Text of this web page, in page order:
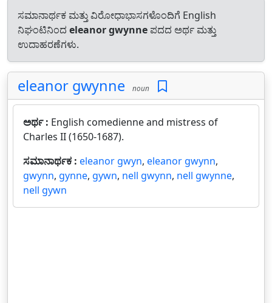
ಸಮಾನಾರ್ಥಕ ಮತ್ತು ವಿರೋಧಾಭಾಸಗಳೊಂದಿಗೆ English
ನಿಘಂಟಿನಿಂದ eleanor gwynne ಪದದ ಅರ್ಥ ಮತ್ತು
ಉದಾಹರಣೆಗಳು.
eleanor gwynne noun
ಅರ್ಥ : English comedienne and mistress of
Charles II (1650-1687).
ಸಮಾನಾರ್ಥಕ : eleanor gwyn, eleanor gwynn,
gwynn, gynne, gywn, nell gwynn, nell gwynne,
nell gywn